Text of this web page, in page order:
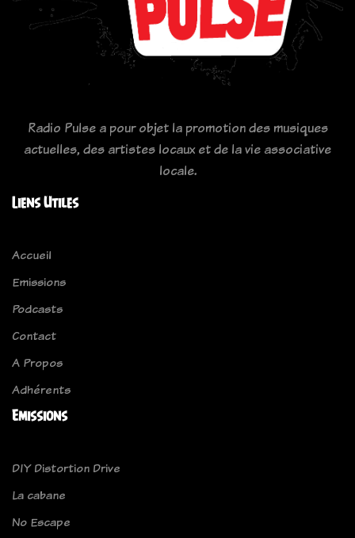
Radio Pulse a pour objet la promotion des musiques
actuelles, des artistes locaux et de la vie associative
locale.
Liens Utiles
Accueil
Emissions
Podcasts
Contact
A Propos
Adhérents
Emissions
DIY Distortion Drive
La cabane
No Escape